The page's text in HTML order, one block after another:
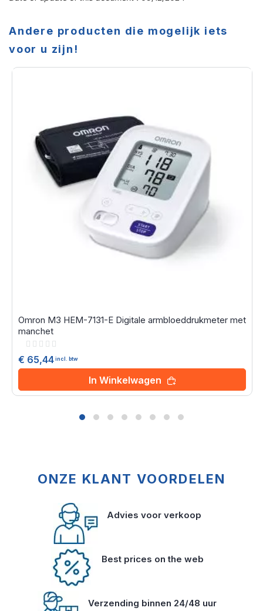
Andere producten die mogelijk iets
voor u zijn!
Omron M3 HEM-7131-E Digitale armbloeddrukmeter met
manchet
Rating:
€ 65,44incl. btw
In Winkelwagen
ONZE KLANT VOORDELEN
Advies voor verkoop
Best prices on the web
Verzending binnen 24/48 uur